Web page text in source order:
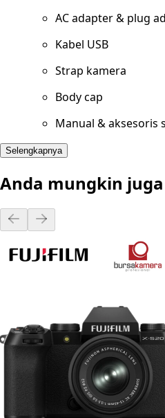
AC adapter & plug
Kabel USB
Strap kamera
Body cap
Manual & aksesoris
Selengkapnya
Anda mungkin